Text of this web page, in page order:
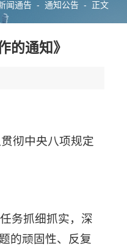
闻通告 - 通知公告 - 正文
的通知》
彻中央八项规定
务抓细抓实，深
的顽固性、反复